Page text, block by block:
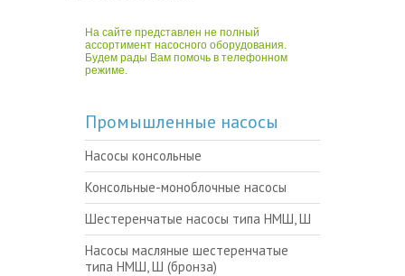
На сайте представлен не полный
ассортимент насосного оборудования.
Будем рады Вам помочь в телефонном
режиме.
Промышленные насосы
Насосы консольные
Консольные-моноблочные насосы
Шестеренчатые насосы типа НМШ, Ш
Насосы масляные шестеренчатые
типа НМШ, Ш (бронза)